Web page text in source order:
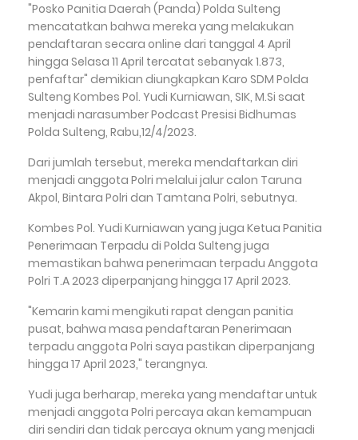
"Posko Panitia Daerah (Panda) Polda Sulteng
mencatatkan bahwa mereka yang melakukan
pendaftaran secara online dari tanggal 4 April
hingga Selasa 11 April tercatat sebanyak 1.873,
penfaftar" demikian diungkapkan Karo SDM Polda
Sulteng Kombes Pol. Yudi Kurniawan, SIK, M.Si saat
menjadi narasumber Podcast Presisi Bidhumas
Polda Sulteng, Rabu,12/4/2023.
Dari jumlah tersebut, mereka mendaftarkan diri
menjadi anggota Polri melalui jalur calon Taruna
Akpol, Bintara Polri dan Tamtana Polri, sebutnya.
Kombes Pol. Yudi Kurniawan yang juga Ketua Panitia
Penerimaan Terpadu di Polda Sulteng juga
memastikan bahwa penerimaan terpadu Anggota
Polri T.A 2023 diperpanjang hingga 17 April 2023.
"Kemarin kami mengikuti rapat dengan panitia
pusat, bahwa masa pendaftaran Penerimaan
terpadu anggota Polri saya pastikan diperpanjang
hingga 17 April 2023," terangnya.
Yudi juga berharap, mereka yang mendaftar untuk
menjadi anggota Polri percaya akan kemampuan
diri sendiri dan tidak percaya oknum yang menjadi